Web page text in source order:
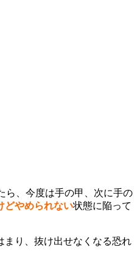
ら、今度は手の甲、次に手の
どやめられない状態に陥って
り、抜け出せなくなる恐れ